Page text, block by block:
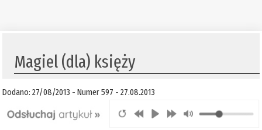
Magiel (dla) księży
Dodano: 27/08/2013 - Numer 597 - 27.08.2013